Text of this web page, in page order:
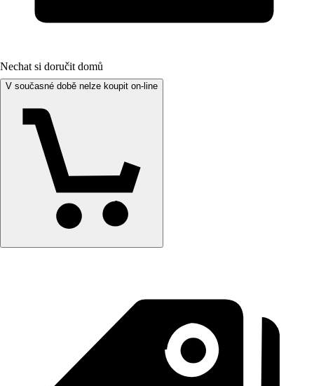
Nechat si doručit domů
V současné době nelze koupit on-line